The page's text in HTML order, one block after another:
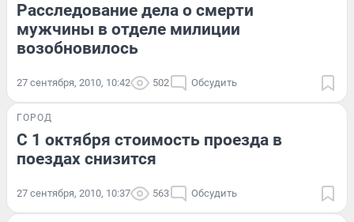
Расследование дела о смерти
мужчины в отделе милиции
возобновилось
27 сентября, 2010, 10:42 502 Обсудить
ГОРОД
С 1 октября стоимость проезда в
поездах снизится
27 сентября, 2010, 10:37 563 Обсудить